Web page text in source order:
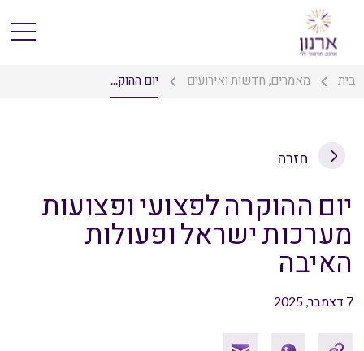
בית מאמרים, חדשות ואירועים יום ההוק...
חזרה
יום ההוקרה לפצועי ופצועות
מערכות ישראל ופעולות
האיבה
7 דצמבר, 2025